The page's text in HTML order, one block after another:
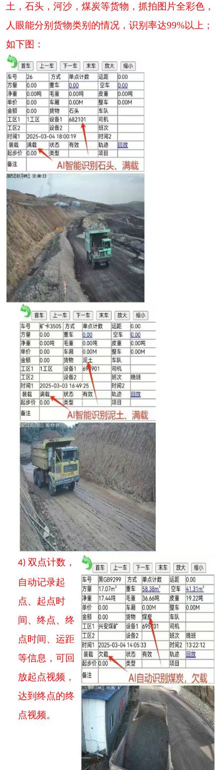
土，石头，河沙，煤炭等货物，抓拍图片全彩色，
人眼能分别货物类别的情况，识别率达99%以上；
如下图：
4) 双点计数，
自动记录起
点、起点时
间、终点、终
点时间、运距
等信息，可回
放起点视频，
达到终点的终
点视频。